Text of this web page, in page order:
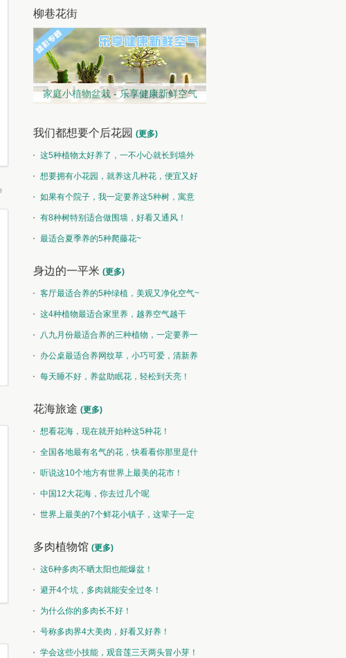
接天莲叶无穷碧，映日荷花别样红
柳巷花街
家庭小植物盆栽 - 乐享健康新鲜空气
我们都想要个后花园 (更多)
这5种植物太好养了，一不小心就长到墙外
了~想要拥有小花园，就养这几种花，便宜又好
养！如果有个院子，我一定要养这5种树，寓意
特别好！
有8种树特别适合做围墙，好看又通风！
最适合夏季养的5种爬藤花~
身边的一平米 (更多)
客厅最适合养的5种绿植，美观又净化空气~
这4种植物最适合家里养，越养空气越干
净！八九月份最适合养的三种植物，一定要养一
盆呀~
办公桌最适合养网纹草，小巧可爱，清新养
眼！每天睡不好，养盆助眠花，轻松到天亮！
花海旅途 (更多)
想看花海，现在就开始种这5种花！
全国各地最有名气的花，快看看你那里是什
么花儿！
听说这10个地方有世界上最美的花市！
中国12大花海，你去过几个呢
世界上最美的7个鲜花小镇子，这辈子一定
多肉植物馆 (更多)
这6种多肉不晒太阳也能爆盆！
避开4个坑，多肉就能安全过冬！
为什么你的多肉长不好！
号称多肉界4大美肉，好看又好养！
学会这些小技能，观音莲三天两头冒小芽！